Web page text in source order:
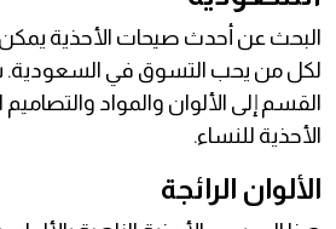
البحث عن أحدث صيحات الأحذية يمكن
لكل من يحب التسوق في
القسم إلى الألوان والمواد
الأحذية للنساء.
الألوان الرائجة